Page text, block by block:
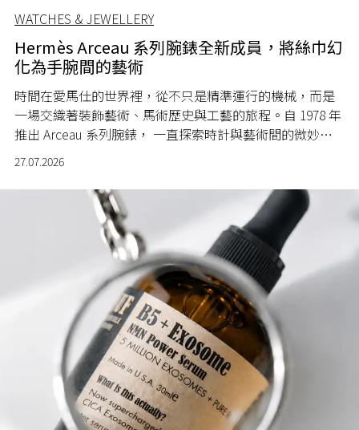
WATCHES & JEWELLERY
Hermès Arceau 系列腕錶全新成員，將絲巾幻
化為手腕間的藝術
時間在愛馬仕的世界裡，從不只是精準運行的機械，而是
一場交織著裝飾藝術、馬術歷史與工藝的旅程。自 1978 年
推出 Arceau 系列腕錶， 一直探索時計與藝術間的微妙關
27.07.2026